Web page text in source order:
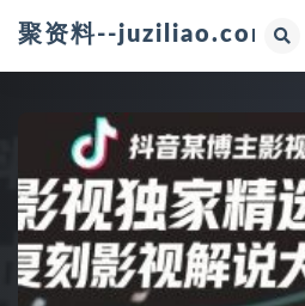
聚资料--juziliao.com--